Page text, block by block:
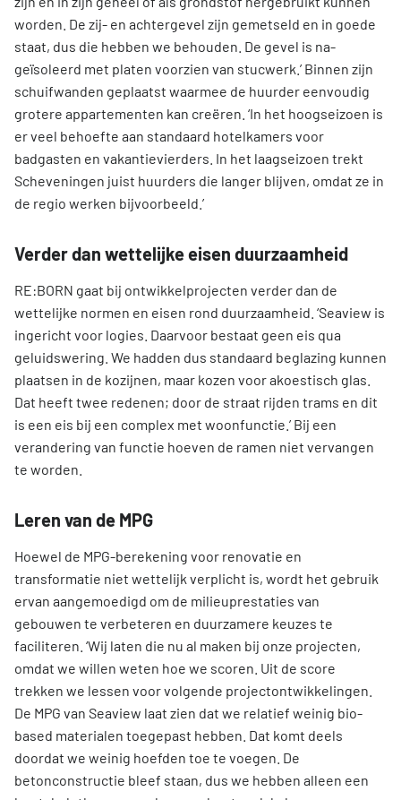
worden. De zij- en achtergevel zijn gemetseld en in goede
staat, dus die hebben we behouden. De gevel is na-
geïsoleerd met platen voorzien van stucwerk.’ Binnen zijn
schuifwanden geplaatst waarmee de huurder eenvoudig
grotere appartementen kan creëren. ‘In het hoogseizoen is
er veel behoefte aan standaard hotelkamers voor
badgasten en vakantievierders. In het laagseizoen trekt
Scheveningen juist huurders die langer blijven, omdat ze in
de regio werken bijvoorbeeld.’
Verder dan wettelijke eisen duurzaamheid
RE:BORN gaat bij ontwikkelprojecten verder dan de
wettelijke normen en eisen rond duurzaamheid. ‘Seaview is
ingericht voor logies. Daarvoor bestaat geen eis qua
geluidswering. We hadden dus standaard beglazing kunnen
plaatsen in de kozijnen, maar kozen voor akoestisch glas.
Dat heeft twee redenen; door de straat rijden trams en dit
is een eis bij een complex met woonfunctie.’ Bij een
verandering van functie hoeven de ramen niet vervangen
te worden.
Leren van de MPG
Hoewel de MPG-berekening voor renovatie en
transformatie niet wettelijk verplicht is, wordt het gebruik
ervan aangemoedigd om de milieuprestaties van
gebouwen te verbeteren en duurzamere keuzes te
faciliteren. ‘Wij laten die nu al maken bij onze projecten,
omdat we willen weten hoe we scoren. Uit de score
trekken we lessen voor volgende projectontwikkelingen.
De MPG van Seaview laat zien dat we relatief weinig bio-
based materialen toegepast hebben. Dat komt deels
doordat we weinig hoefden toe te voegen. De
betonconstructie bleef staan, dus we hebben alleen een